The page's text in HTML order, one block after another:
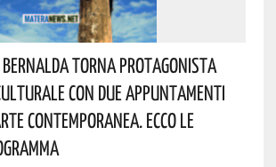
Torna Protagonista
Con Due Appuntamenti
Contemporanea. Ecco Le